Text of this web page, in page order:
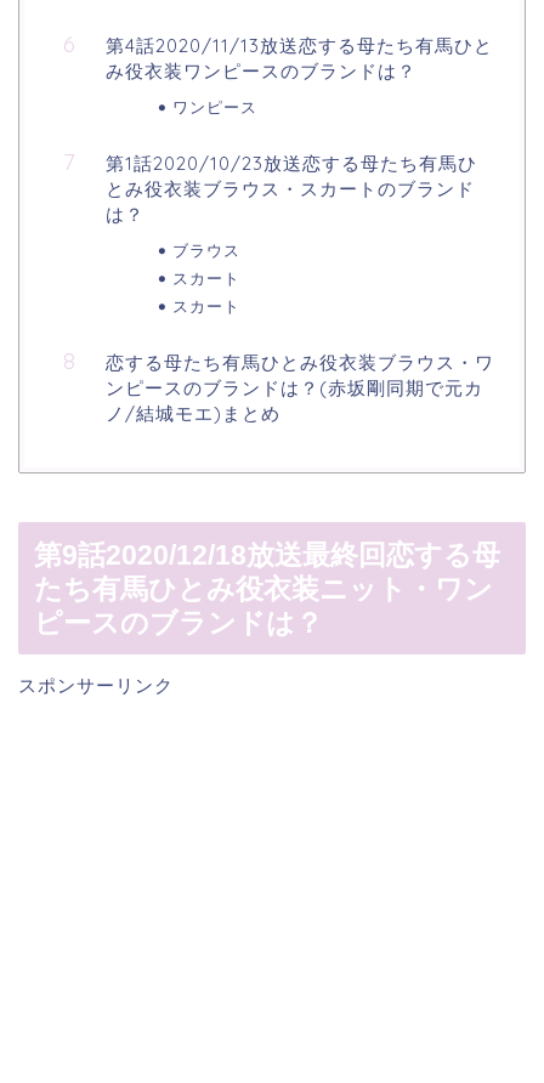
第4話2020/11/13放送恋する母たち有馬ひと
み役衣装ワンピースのブランドは？
ワンピース
第1話2020/10/23放送恋する母たち有馬ひ
とみ役衣装ブラウス・スカートのブランド
は？
ブラウス
スカート
スカート
恋する母たち有馬ひとみ役衣装ブラウス・ワ
ンピースのブランドは？(赤坂剛同期で元カ
ノ/結城モエ)まとめ
第9話2020/12/18放送最終回恋する母
たち有馬ひとみ役衣装ニット・ワン
ピースのブランドは？
スポンサーリンク